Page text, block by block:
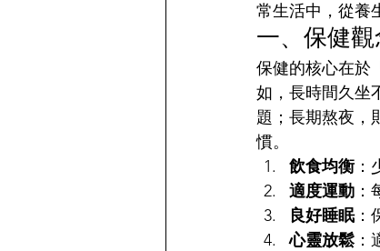
常生活中，從養
一、保健
保健的核心在於
如，長時間久坐
題；長期熬夜，
慣。
飲食均衡：
適度運動
良好睡眠：
心靈放鬆